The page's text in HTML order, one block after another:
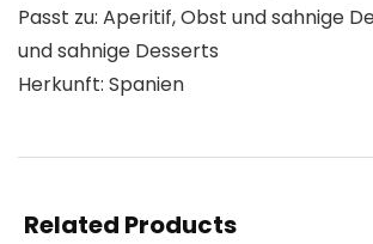
Passt zu: Aperitif, Obst und sahnige
und sahnige Desserts
Herkunft: Spanien
Related Products